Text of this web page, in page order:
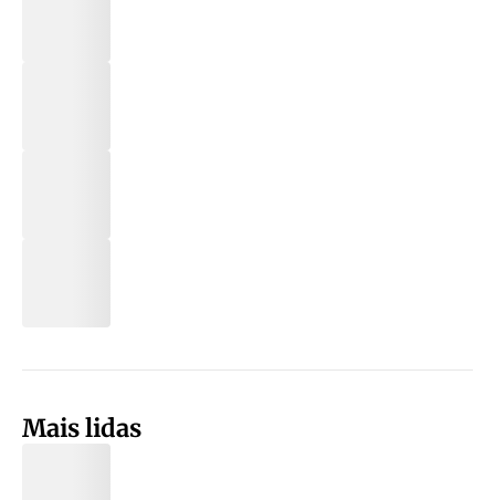
Mais lidas